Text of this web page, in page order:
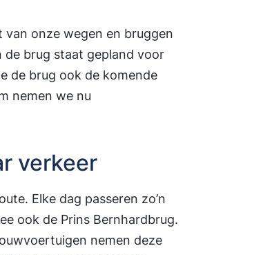
van onze wegen en bruggen
de brug staat gepland voor
de brug ook de komende
nemen we nu
verkeer
Elke dag passeren zo’n
ook de Prins Bernhardbrug.
nemen deze